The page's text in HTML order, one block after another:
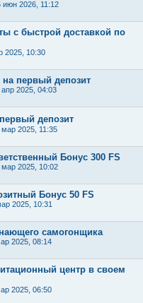
июн 2026, 11:12
с быстрой доставкой по
2025, 10:30
первый депозит
апр 2025, 04:03
депозит
мар 2025, 11:35
Бонус 300 FS
мар 2025, 10:02
Бонус 50 FS
2025, 10:31
самогонщика
2025, 08:14
центр в своем
2025, 06:50